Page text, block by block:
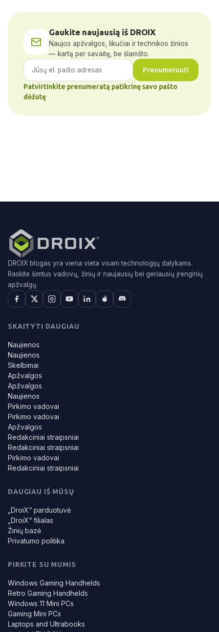
Gaukite naujausią iš DROIX
Naujos apžvalgos, likučiai ir technikos žinios
— kartą per savaitę, be šlamšto.
Prenumeruoti
Patvirtinkite prenumeratą patikrinę savo pašto
dėžutę
DROIX blogas yra viena vieta visam technologijų dalykams.
Raskite šimtus vadovų, žinių ir naujausių bei geriausių įrenginių
apžvalgų.
SKAITYTI DAUGIAU
Naujienos
Naujienos
Skelbimai
Apžvalgos
Apžvalgos
Naujienos
Pirkimo vadovai
Pirkimo vadovai
Apžvalgos
Redakciniai straipsniai
Redakciniai straipsniai
Pirkimo vadovai
Redakciniai straipsniai
DAUGIAU IŠ MŪSŲ
„DroiX“ parduotuvė
„DroiX“ filialas
Žinių bazė
Privatumo politika
PIRKITE SU MUMIS
Windows Gaming Handhelds
Retro Gaming Handhelds
Windows 11 Mini PCs
Gaming Mini PCs
Laptops and Ultrabooks